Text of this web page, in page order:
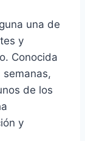
una de
y
Conocida
de los
y